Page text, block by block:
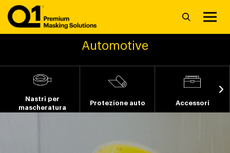
Automotive
Nastri per
mascheratura
Protezione auto Accessori